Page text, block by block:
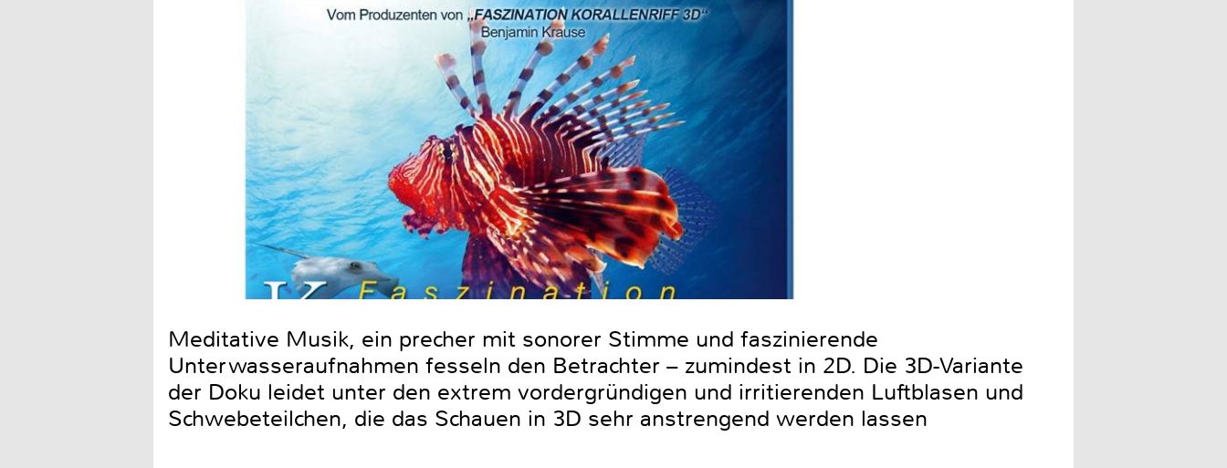
Meditative Musik, ein precher mit sonorer Stimme und faszinierende
Unterwasseraufnahmen fesseln den Betrachter – zumindest in 2D. Die 3D-Variante
der Doku leidet unter den extrem vordergründigen und irritierenden Luftblasen und
Schwebeteilchen, die das Schauen in 3D sehr anstrengend werden lassen